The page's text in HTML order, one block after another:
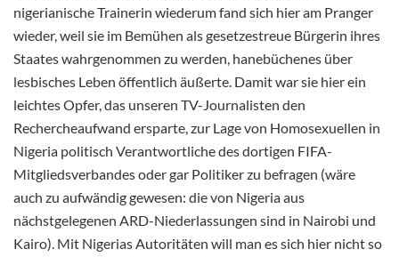
nigerianische Trainerin wiederum fand sich hier am Pranger
wieder, weil sie im Bemühen als gesetzestreue Bürgerin ihres
Staates wahrgenommen zu werden, hanebüchenes über
lesbisches Leben öffentlich äußerte. Damit war sie hier ein
leichtes Opfer, das unseren TV-Journalisten den
Rechercheaufwand ersparte, zur Lage von Homosexuellen in
Nigeria politisch Verantwortliche des dortigen FIFA-
Mitgliedsverbandes oder gar Politiker zu befragen (wäre
auch zu aufwändig gewesen: die von Nigeria aus
nächstgelegenen ARD-Niederlassungen sind in Nairobi und
Kairo). Mit Nigerias Autoritäten will man es sich hier nicht so